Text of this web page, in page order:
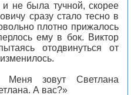
не была тучной, скорее
сразу стало тесно в
плотно прижалось
ему в бок. Виктор
отодвинуться от
Меня зовут Светлана
А вас?»